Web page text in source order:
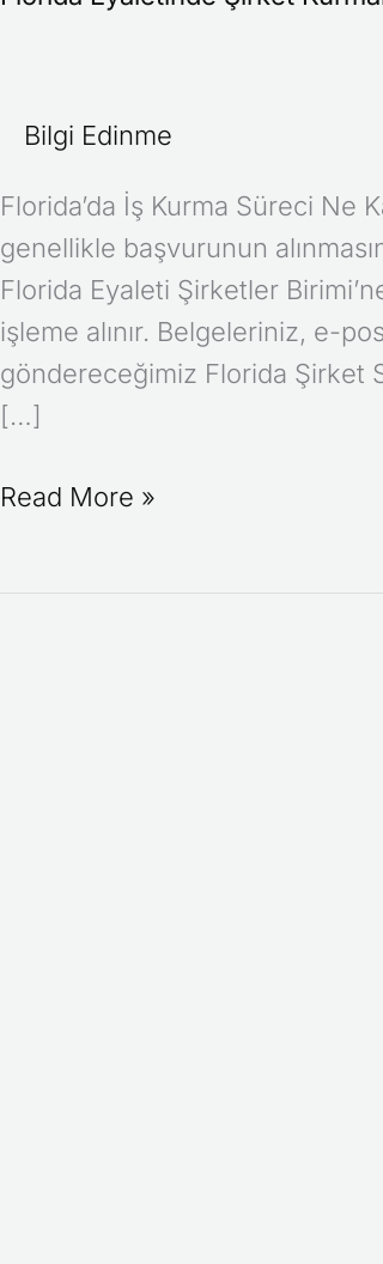
Bilgi Edinme
Florida’da İş Kurma Süreci Ne
genellikle başvurunun
Florida Eyaleti Şirketler
işleme alınır. Belgeleriniz, e-
göndereceğimiz Florida Şirket
[…]
Read More »